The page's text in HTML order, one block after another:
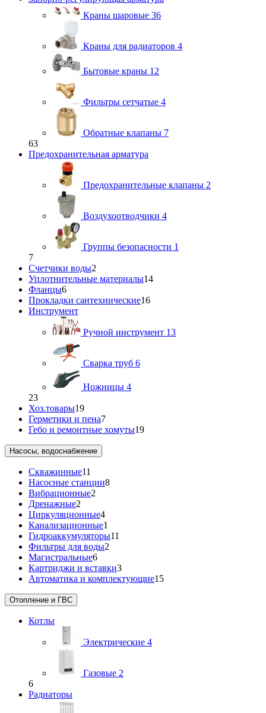
Краны шаровые 36
Краны для радиаторов 4
Бытовые краны 12
Фильтры сетчатые 4
Обратные клапаны 7
63
Предохранительная арматура
Предохранительные клапаны 2
Воздухоотводчики 4
Группы безопасности 1
7
Счетчики воды2
Уплотнительные материалы14
Фланцы6
Прокладки сантехнические16
Инструмент
Ручной инструмент 13
Сварка труб 6
Ножницы 4
23
Хоз.товары19
Герметики и пена7
Гебо и ремонтные хомуты19
Насосы, водоснабжение
Скважинные11
Насосные станции8
Вибрационные2
Дренажные2
Циркуляционные4
Канализационные1
Гидроаккумуляторы11
Фильтры для воды2
Магистральные6
Картриджи и вставки3
Автоматика и комплектующие15
Отопление и ГВС
Котлы
Электрические 4
Газовые 2
6
Радиаторы